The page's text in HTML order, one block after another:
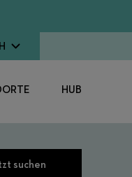
HUB
suchen